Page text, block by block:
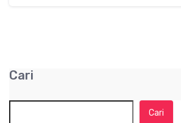
Cari
Cari